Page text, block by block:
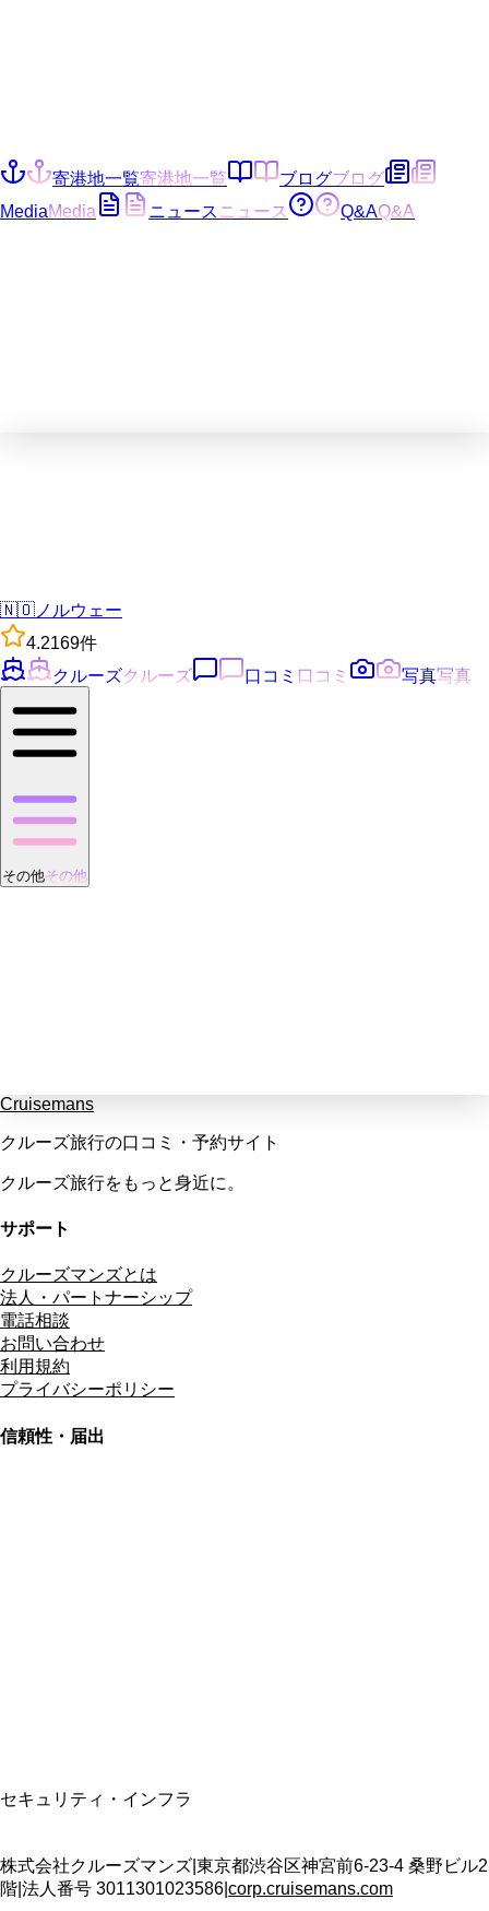
寄港地一覧寄港地一覧 ブログブログ
MediaMedia ニュース ニュース Q&AQ&A
🇳🇴 ノルウェー
4.2169件
クルーズクルーズ 口コミ 口コミ 写真写真
その他その他
Cruisemans
クルーズ旅行の口コミ・予約サイト
クルーズ旅行をもっと身近に。
サポート
クルーズマンズとは
法人・パートナーシップ
電話相談
お問い合わせ
利用規約
プライバシーポリシー
信頼性・届出
セキュリティ・インフラ
株式会社クルーズマンズ 東京都渋谷区神宮前6-23-4 桑野ビル2
階 法人番号 3011301023586 corp.cruisemans.com